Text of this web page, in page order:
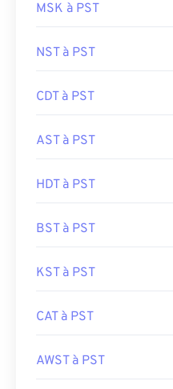
MSK à PST
NST à PST
CDT à PST
AST à PST
HDT à PST
BST à PST
KST à PST
CAT à PST
AWST à PST